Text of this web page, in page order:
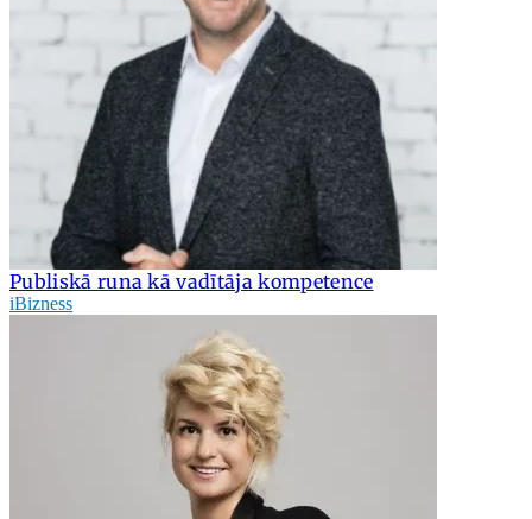
Publiskā runa kā vadītāja kompetence
iBizness